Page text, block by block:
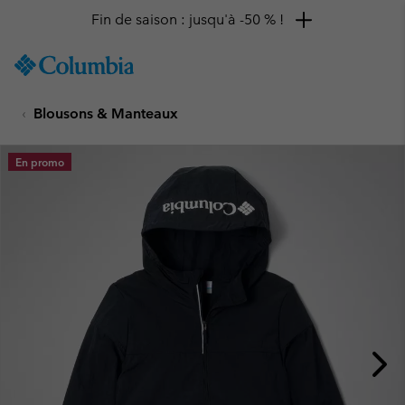
TO
SKIP
MAIN
NAV
Fin de saison : jusqu'à -50 % !
Blousons & Manteaux
En promo